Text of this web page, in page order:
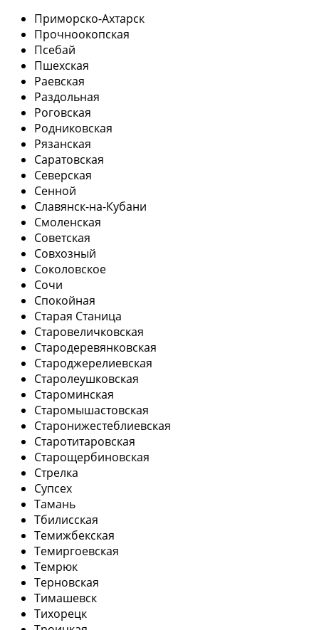
Приморско-Ахтарск
Прочноокопская
Псебай
Пшехская
Раевская
Раздольная
Роговская
Родниковская
Рязанская
Саратовская
Северская
Сенной
Славянск-на-Кубани
Смоленская
Советская
Совхозный
Соколовское
Сочи
Спокойная
Старая Станица
Старовеличковская
Стародеревянковская
Староджерелиевская
Старолеушковская
Староминская
Старомышастовская
Старонижестеблиевская
Старотитаровская
Старощербиновская
Стрелка
Супсех
Тамань
Тбилисская
Темижбекская
Темиргоевская
Темрюк
Терновская
Тимашевск
Тихорецк